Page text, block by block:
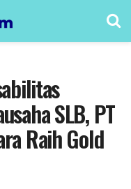
SLB, PT
Raih Gold